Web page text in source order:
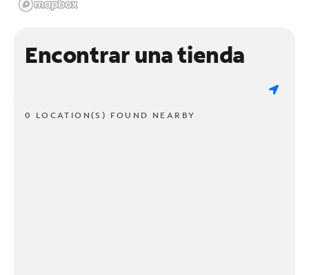
Encontrar una tienda
0 LOCATION(S) FOUND NEARBY